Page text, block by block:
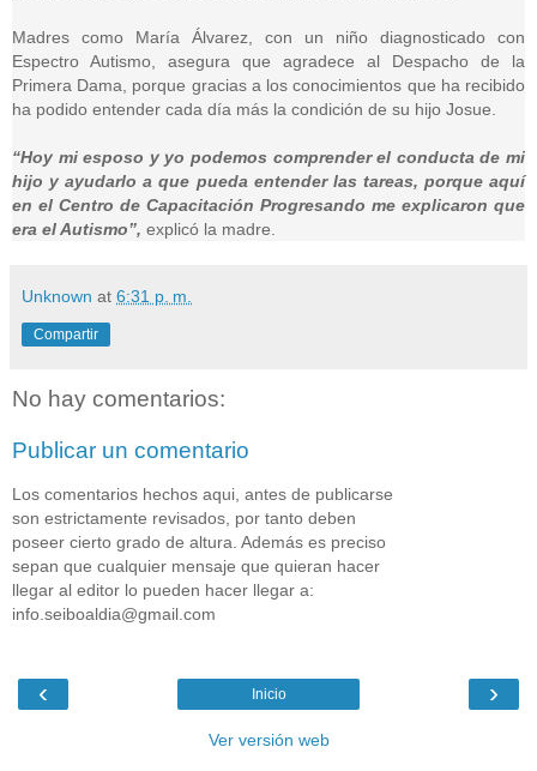
Madres como María Álvarez, con un niño diagnosticado con
Espectro Autismo, asegura que agradece al Despacho de la
Primera Dama, porque gracias a los conocimientos que ha recibido
ha podido entender cada día más la condición de su hijo Josue.
“Hoy mi esposo y yo podemos comprender el conducta de mi
hijo y ayudarlo a que pueda entender las tareas, porque aquí
en el Centro de Capacitación Progresando me explicaron que
era el Autismo”, explicó la madre.
Unknown at 6:31 p. m.
Compartir
No hay comentarios:
Publicar un comentario
Los comentarios hechos aqui, antes de publicarse
son estrictamente revisados, por tanto deben
poseer cierto grado de altura. Además es preciso
sepan que cualquier mensaje que quieran hacer
llegar al editor lo pueden hacer llegar a:
info.seiboaldia@gmail.com
‹ ›
Inicio
Ver versión web